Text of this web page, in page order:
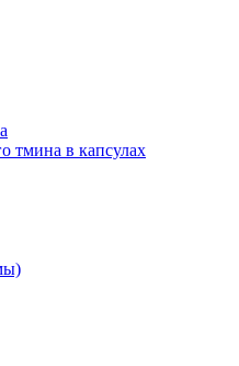
тмина в капсулах